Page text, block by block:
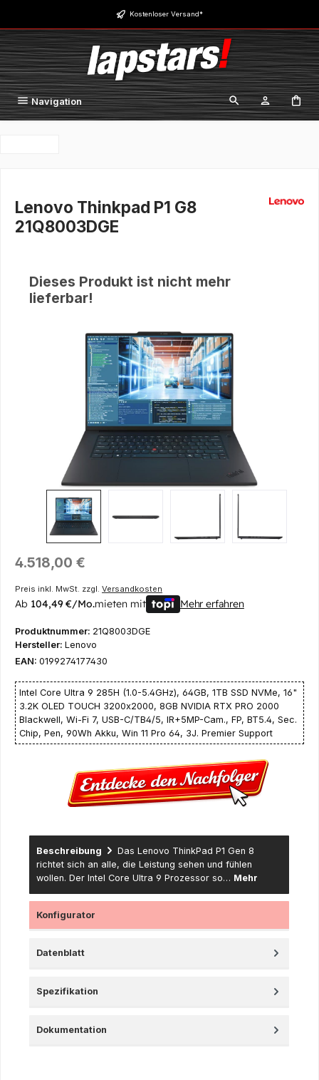
Zum Hauptinhalt springen Kostenloser Versand*
Navigation
Lenovo Thinkpad P1 G8
21Q8003DGE
Dieses Produkt ist nicht mehr
lieferbar!
Bildergalerie überspringen
Regulärer Preis:
4.518,00 €
Preis inkl. MwSt. zzgl. Versandkosten
Ab 104,49 €/Mo.mieten mit Mehr erfahren
Produktnummer: 21Q8003DGE
Hersteller: Lenovo
EAN: 0199274177430
Intel Core Ultra 9 285H (1.0-5.4GHz), 64GB, 1TB SSD NVMe, 16"
3.2K OLED TOUCH 3200x2000, 8GB NVIDIA RTX PRO 2000
Blackwell, Wi-Fi 7, USB-C/TB4/5, IR+5MP-Cam., FP, BT5.4, Sec.
Chip, Pen, 90Wh Akku, Win 11 Pro 64, 3J. Premier Support
Beschreibung
Das Lenovo ThinkPad P1 Gen 8
richtet sich an alle, die Leistung sehen und fühlen
wollen. Der Intel Core Ultra 9 Prozessor so… Mehr
Konfigurator
Datenblatt
Spezifikation
Dokumentation